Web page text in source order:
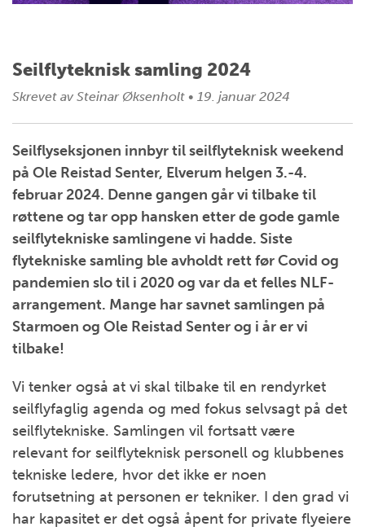
Seilflyteknisk samling 2024
Skrevet av Steinar Øksenholt • 19. januar 2024
Seilflyseksjonen innbyr til seilflyteknisk weekend
på Ole Reistad Senter, Elverum helgen 3.-4.
februar 2024. Denne gangen går vi tilbake til
røttene og tar opp hansken etter de gode gamle
seilflytekniske samlingene vi hadde. Siste
flytekniske samling ble avholdt rett før Covid og
pandemien slo til i 2020 og var da et felles NLF-
arrangement. Mange har savnet samlingen på
Starmoen og Ole Reistad Senter og i år er vi
tilbake!
Vi tenker også at vi skal tilbake til en rendyrket
seilflyfaglig agenda og med fokus selvsagt på det
seilflytekniske. Samlingen vil fortsatt være
relevant for seilflyteknisk personell og klubbenes
tekniske ledere, hvor det ikke er noen
forutsetning at personen er tekniker. I den grad vi
har kapasitet er det også åpent for private flyeiere